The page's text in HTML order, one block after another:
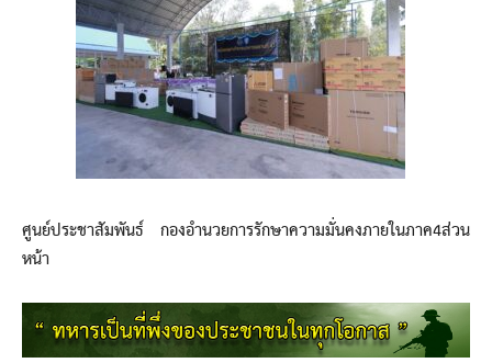
ศูนย์ประชาสัมพันธ์ กองอำนวยการรักษาความมั่นคงภายในภาค4ส่วน
หน้า